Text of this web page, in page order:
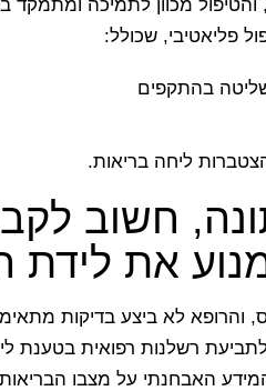
והטיפול מכוון לתמיכה
פליאטיבי, שכולל:
בהתקפים
ליחה בריאות.
חשוב
את לידת
והרופא לא ביצע בדיקות
רשלנות רפואית בטענת
האבחנתי על מצבו